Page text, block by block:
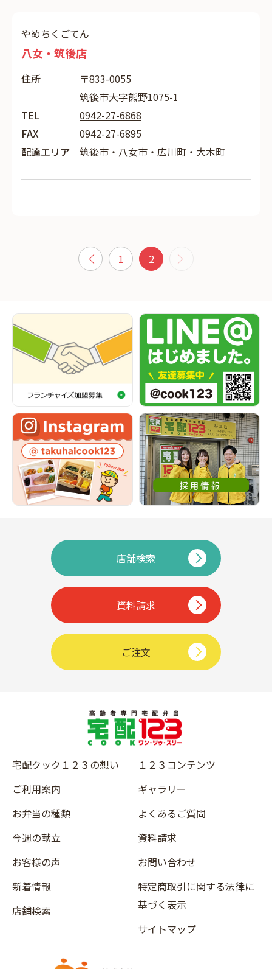
やめちくごてん
八女・筑後店
住所
〒833-0055
筑後市大字熊野1075-1
TEL
0942-27-6868
FAX
0942-27-6895
配達エリア
筑後市・八女市・広川町・大木町
1 2
店舗検索
資料請求
ご注文
宅配クック１２３の想い
ご利用案内
お弁当の種類
今週の献立
お客様の声
新着情報
店舗検索
１２３コンテンツ
ギャラリー
よくあるご質問
資料請求
お問い合わせ
特定商取引に関する法律に
基づく表示
サイトマップ